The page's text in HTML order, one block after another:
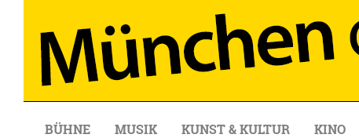
BÜHNE MUSIK KUNST & KULTUR KINO